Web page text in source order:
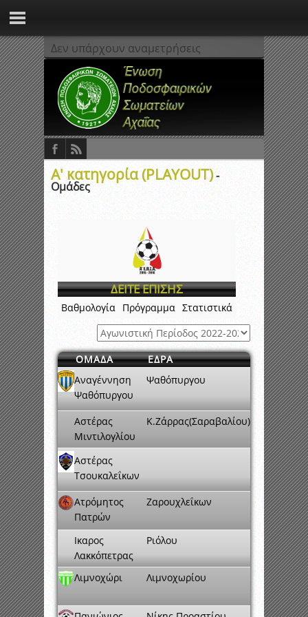
Δεν υπάρχουν αναμετρήσεις
Α' κατηγορία (PLAYOUT)-
Ομάδες
ΔΕΙΤΕ ΕΠΙΣΗΣ
Βαθμολογία Πρόγραμμα Στατιστικά
ΟΜΑΔΑ
ΕΔΡΑ
Αναγέννηση
Ψαθόπυργου
Ψαθόπυργου
Αστέρας
Μιντιλογλίου
Κ.Ζάρρας(Σαραβαλίου)
Αστέρας
Τσουκαλεΐκων
Ατρόμητος
Πατρών
Ζαρουχλεΐκων
Ικαρος
Λακκόπετρας
Ριόλου
Λιμνοχώρι Λιμνοχωρίου